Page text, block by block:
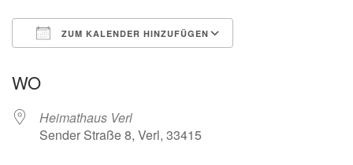
ZUM KALENDER HINZUFÜGEN
WO
Heimathaus Verl
Sender Straße 8, Verl, 33415